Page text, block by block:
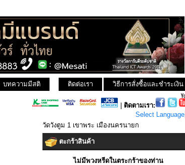
บทความมีสติ วิธีการสั่งซื้อและชำระเงิน
ติดต่อเรา
ติดตามเรา:
Select Language
วัดวังตูม 1 เขาพระ เมืองนครนายก
ตะกร้าสินค้า
ไม่มีพวงหรีดในตระกร้าของท่าน